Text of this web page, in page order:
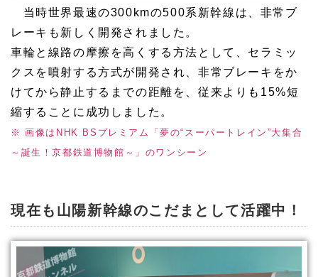
当時世界最速の300kmの500系新幹線は、非常ブ
レーキも新しく開発されました。
車輪と線路の摩擦を高くする方法として、セラミッ
クスを噴射する方式が開発され、非常ブレーキをか
けてから静止するまでの距離を、従来よりも15%短
縮することに成功しました。
※ 画像はNHK BSプレミアム「夢の“スーパートレイン”大集合
～誕生！京都鉄道博物館～」のワンシーン
現在も山陽新幹線のこだまとして活躍中！